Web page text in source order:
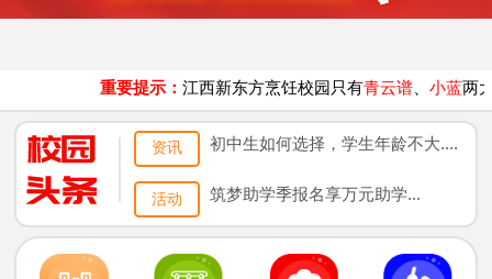
重要提示：江西新东方烹饪校园只有青云谱、小蓝 两大
资讯 初中生如何选择，学生年龄不大....
活动 筑梦助学季报名享万元助学...